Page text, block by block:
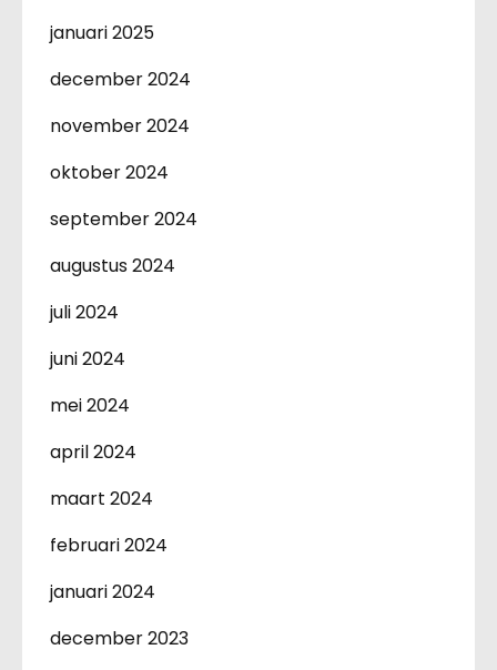
januari 2025
december 2024
november 2024
oktober 2024
september 2024
augustus 2024
juli 2024
juni 2024
mei 2024
april 2024
maart 2024
februari 2024
januari 2024
december 2023